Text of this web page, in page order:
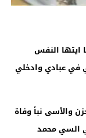
ايتها النفس
في عبادي وادخلي
والأسى نبأ وفاة
السي محمد